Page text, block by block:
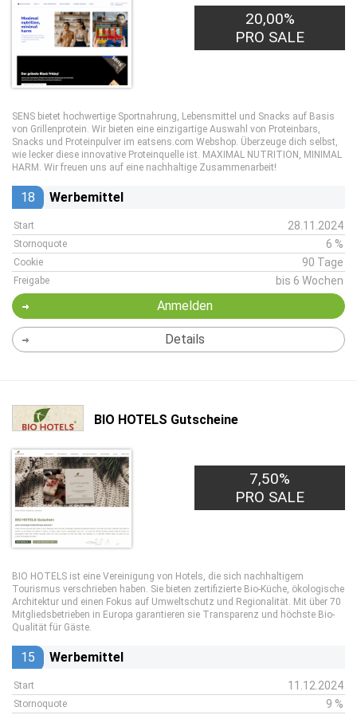
20,00%
PRO SALE
SENS bietet hochwertige Sportnahrung, Lebensmittel und Snacks auf Basis
von Grillenprotein. Wir bieten eine einzigartige Auswahl von Proteinbars,
Snacks und Proteinpulver im eatsens.com Webshop. Überzeuge dich selbst,
wie lecker diese innovative Proteinquelle ist. MAXIMAL NUTRITION, MINIMAL
HARM. Wir freuen uns auf eine nachhaltige Zusammenarbeit!
18 Werbemittel
Start 28.11.2024
Stornoquote 6 %
Cookie 90 Tage
Freigabe bis 6 Wochen
Anmelden
Details
BIO HOTELS Gutscheine
7,50%
PRO SALE
BIO HOTELS ist eine Vereinigung von Hotels, die sich nachhaltigem
Tourismus verschrieben haben. Sie bieten zertifizierte Bio-Küche, ökologische
Architektur und einen Fokus auf Umweltschutz und Regionalität. Mit über 70
Mitgliedsbetrieben in Europa garantieren sie Transparenz und höchste Bio-
Qualität für Gäste.
15 Werbemittel
Start 11.12.2024
Stornoquote 9 %